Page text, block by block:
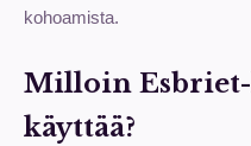
kohoamista.
Milloin
käyttää?